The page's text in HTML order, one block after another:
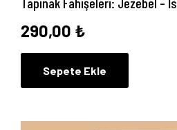
290,00 ₺
Sepete Ekle